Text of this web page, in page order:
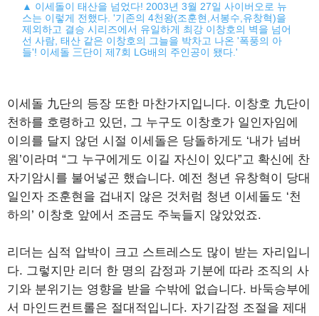
▲ 이세돌이 태산을 넘었다! 2003년 3월 27일 사이버오로 뉴
스는 이렇게 전했다. '기존의 4천왕(조훈현,서봉수,유창혁)을
제외하고 결승 시리즈에서 유일하게 최강 이창호의 벽을 넘어
선 사람, 태산 같은 이창호의 그늘을 박차고 나온 '폭풍의 아
들'! 이세돌 三단이 제7회 LG배의 주인공이 됐다.'
이세돌 九단의 등장 또한 마찬가지입니다. 이창호 九단이
천하를 호령하고 있던, 그 누구도 이창호가 일인자임에
이의를 달지 않던 시절 이세돌은 당돌하게도 ‘내가 넘버
원’이라며 “그 누구에게도 이길 자신이 있다”고 확신에 찬
자기암시를 불어넣곤 했습니다. 예전 청년 유창혁이 당대
일인자 조훈현을 겁내지 않은 것처럼 청년 이세돌도 ‘천
하의’ 이창호 앞에서 조금도 주눅들지 않았었죠.
리더는 심적 압박이 크고 스트레스도 많이 받는 자리입니
다. 그렇지만 리더 한 명의 감정과 기분에 따라 조직의 사
기와 분위기는 영향을 받을 수밖에 없습니다. 바둑승부에
서 마인드컨트롤은 절대적입니다. 자기감정 조절을 제대